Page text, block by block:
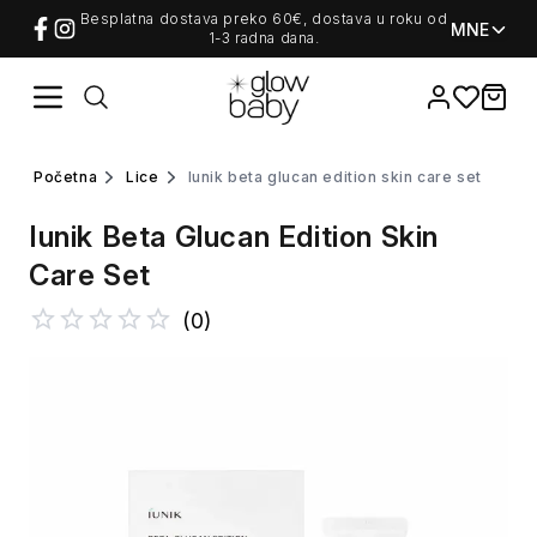
Besplatna dostava preko 60€, dostava u roku od
1-3 radna dana.
MNE
Favorites
items
početna lice iunik beta glucan edition skin care set
Iunik Beta Glucan Edition Skin
Care Set
(0)